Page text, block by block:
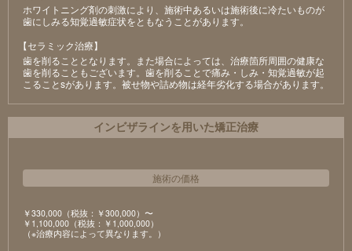
ホワイトニング剤の刺激により、施術中あるいは施術後に冷たいものが
⻭にしみる知覚過敏症状をともなうことがあります。
【セラミック治療】
⻭を削ることとなります。また場合によっては、治療箇所周囲の健康な
⻭を削ることもございます。⻭を削ることで痛み・しみ・知覚過敏が起
こることsがあります。被せ物や詰め物は経年劣化する場合があります。
インビザラインを用いた矯正治療
施術の価格
￥330,000（税抜：￥300,000）〜
￥1,100,000（税抜：￥1,000,000）
（※治療内容によって異なります。）